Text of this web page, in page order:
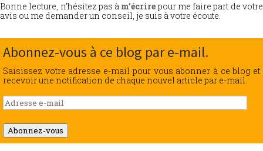
Bonne lecture, n’hésitez pas à m’écrire pour me faire part de votre
avis ou me demander un conseil, je suis à votre écoute.
Abonnez-vous à ce blog par e-mail.
Saisissez votre adresse e-mail pour vous abonner à ce blog et
recevoir une notification de chaque nouvel article par e-mail.
Adresse
e-
mail
Abonnez-vous